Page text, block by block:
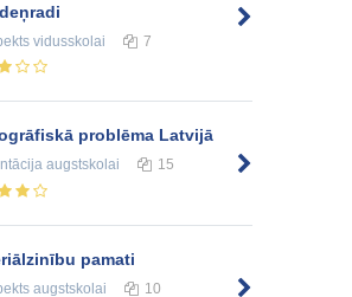
vidusskolai 7
problēma Latvijā
augstskolai 15
pamati
augstskolai 10